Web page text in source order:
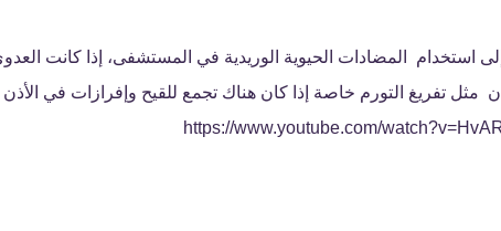
استخدام المضادات الحيوية الوريدية في المستشفى، إذا كانت
مثل تفريغ التورم خاصة إذا كان هناك تجمع للقيح وإفرازات في الأذن